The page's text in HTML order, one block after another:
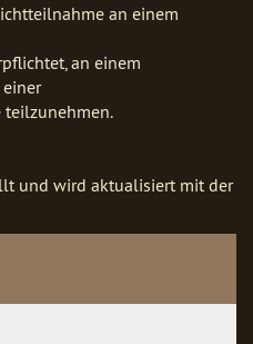
an einem
an einem
teilzunehmen.
und wird aktualisiert mit der